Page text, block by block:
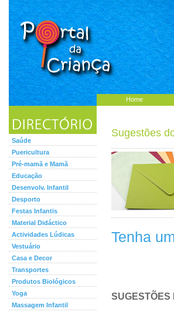
Home
Saúde
Puericultura
Pré-mamã e Mamã
Educação
Desenvolv. Infantil
Desporto
Festas Infantis
Material Didáctico
Actividades Lúdicas
Vestuário
Casa e Decor
Transportes
Produtos Biológicos
Yoga
Massagem Infantil
Sugestões
Tenha
SUGESTÕES